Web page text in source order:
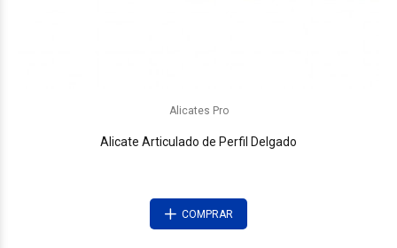
Alicates Pro
Alicate Articulado de Perfil Delgado
COMPRAR